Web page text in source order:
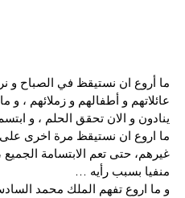
ما أروع ان نستيقظ في الصباح و
عائلاتهم و أطفالهم و زملائهم ، و
ينادون و الان تحقق الحلم ، و
ما اروع ان نستيقظ مرة اخرى على
غيرهم، حتى تعم الابتسامة
منفيا بسبب رأيه …
و ما اروع تفهم الملك محمد